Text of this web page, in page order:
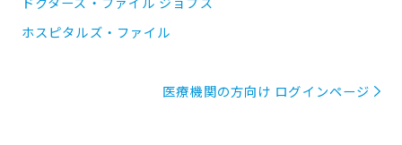
ホスピタルズ・ファイル
医療機関の方向け ログインページ